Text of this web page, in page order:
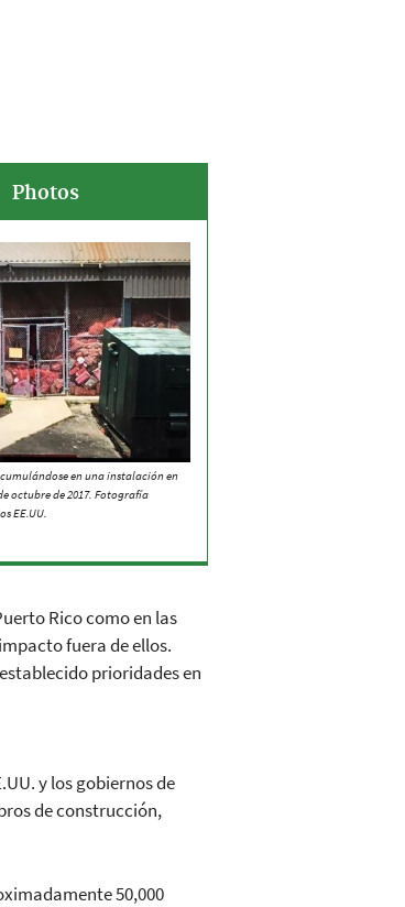
Photos
en una instalación en
octubre de 2017. Fotografía
EE.UU.
Rico como en las
fuera de ellos.
prioridades en
y los gobiernos de
de construcción,
50,000